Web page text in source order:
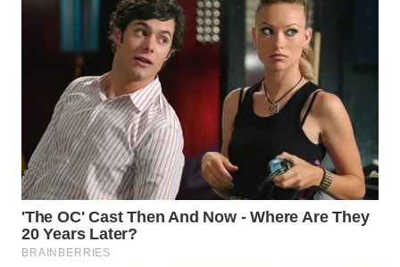
WN
GORONTALO
WN
SULUT
WN
MALUKU
WN